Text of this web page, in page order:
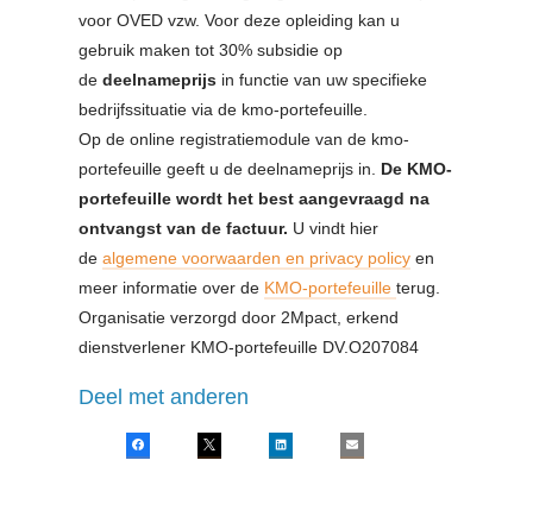
voor OVED vzw. Voor deze opleiding kan u
gebruik maken tot 30% subsidie op
dedeelnameprijs in functie van uw specifieke
bedrijfssituatie via de kmo-portefeuille.
Op de online registratiemodule van de kmo-
portefeuille geeft u de deelnameprijs in. De KMO-
portefeuille wordt het best aangevraagd na
ontvangst van de factuur. U vindt hier
dealgemene voorwaarden en privacy policy en
meer informatie over de KMO-portefeuilleterug.
Organisatie verzorgd door 2Mpact, erkend
dienstverlener KMO-portefeuille DV.O207084
Deel met anderen
Facebook X LinkedIn E-mail